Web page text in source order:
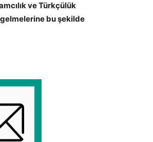
ve Türkçülük
gelmelerine bu şekilde